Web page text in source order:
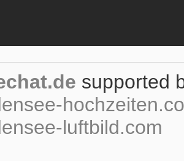
supported
luftbild.com